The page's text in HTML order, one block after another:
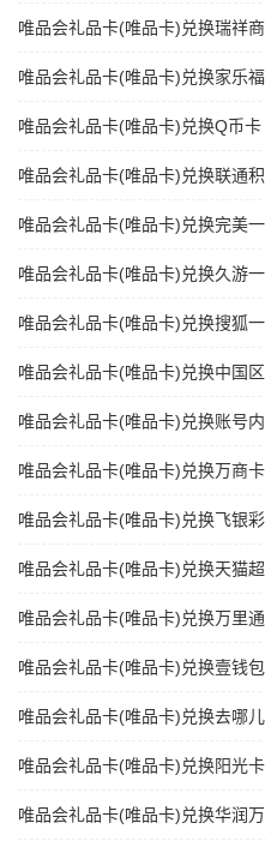
唯品会礼品卡(唯品卡)兑换瑞祥
唯品会礼品卡(唯品卡)兑换家乐
唯品会礼品卡(唯品卡)兑换Q币卡
唯品会礼品卡(唯品卡)兑换联通
唯品会礼品卡(唯品卡)兑换完美
唯品会礼品卡(唯品卡)兑换久游
唯品会礼品卡(唯品卡)兑换搜狐
唯品会礼品卡(唯品卡)兑换中国
唯品会礼品卡(唯品卡)兑换账号
唯品会礼品卡(唯品卡)兑换万商卡
唯品会礼品卡(唯品卡)兑换飞银
唯品会礼品卡(唯品卡)兑换天猫
唯品会礼品卡(唯品卡)兑换万里
唯品会礼品卡(唯品卡)兑换壹钱
唯品会礼品卡(唯品卡)兑换去哪
唯品会礼品卡(唯品卡)兑换阳光
唯品会礼品卡(唯品卡)兑换华润